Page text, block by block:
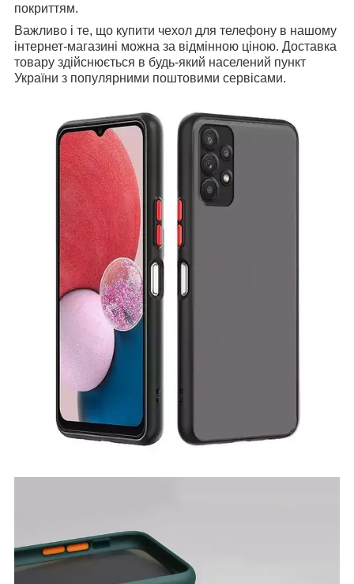
покриттям.
Важливо і те, що купити чехол для телефону в нашому
інтернет-магазині можна за відмінною ціною. Доставка
товару здійснюється в будь-який населений пункт
України з популярними поштовими сервісами.